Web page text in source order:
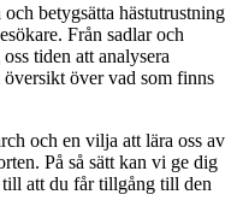
betygsätta hästutrustning
Från sadlar och
tiden att analysera
över vad som finns
och en vilja att lära oss av
På så sätt kan vi ge dig
att du får tillgång till den